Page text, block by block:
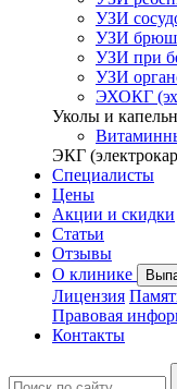
УЗИ
УЗИ
УЗИ при
УЗИ
ЭХОКГ
Уколы и
ЭКГ
Специалисты
Цены
Акции и скидки
Статьи
Отзывы
О клинике
Лицензия
Правовая
Контакты